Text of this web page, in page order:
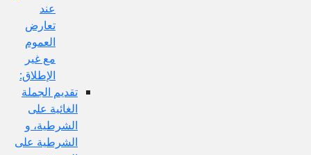
تعارض
العموم
مع غير
الإطلاق:
تقديم الجملة
الغائية على
الشرطية، و
الشرطية على